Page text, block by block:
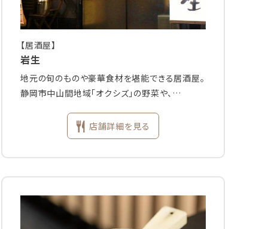
【居酒屋】
岩生
地元の旬のものや豪華食材を堪能できる居酒屋。
静岡市中山間地域「オクシズ」の野菜や、…
店舗詳細を見る